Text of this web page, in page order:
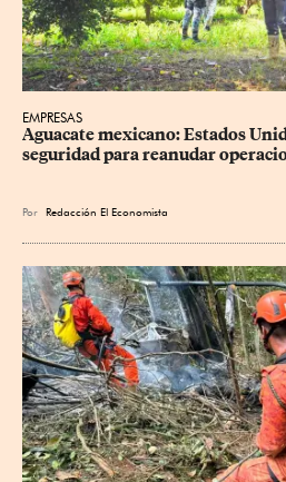
EMPRESAS
Aguacate mexicano: Estados
seguridad para reanudar
Por Redacción El Economista